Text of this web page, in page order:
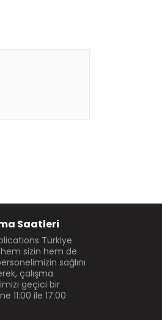
Saatleri
Türkiye
sizin hem de
sağlını
çalışma
geçici bir
11:00 ile 17:00